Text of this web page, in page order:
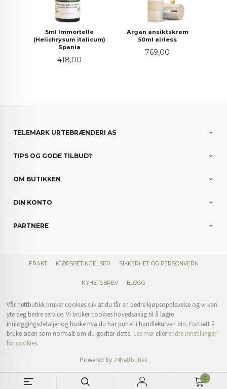
0
5ml Immortelle
(Helichrysum italicum)
Spania
Pris
418,00
Argan ansiktskrem
50ml airless
Pris
769,00
TELEMARK URTEBRÆNDERI AS
TIPS OG GODE TILBUD?
OM BUTIKKEN
DIN KONTO
PARTNERE
FRAKT KJØPSBETINGELSER SIKKERHET OG PERSONVERN
NYHETSBREV BLOGG
Vår nettbutikk bruker cookies slik at du får en bedre kjøpsopplevelse og vi kan
yte deg bedre service. Vi bruker cookies hovedsaklig til å lagre
innloggingsdetaljer og huske hva du har puttet i handlekurven din. Fortsett å
bruke siden som normalt om du godtar dette. Les merellerendre innstillinger
for cookies.
Powered by 24Nettbutikk